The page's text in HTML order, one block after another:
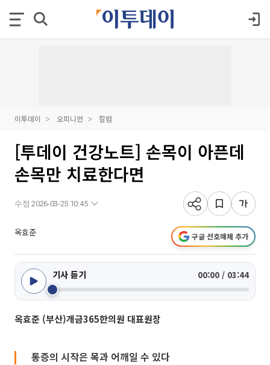
이투데이 오피니언 칼럼
[투데이 건강노트] 손목이 아픈데
손목만 치료한다면
수정 2026-03-25 10:45
옥효준 구글 선호매체 추가
기사 듣기 00:00 / 03:44
옥효준 (부산)개금365한의원 대표원장
통증의 시작은 목과 어깨일 수 있다